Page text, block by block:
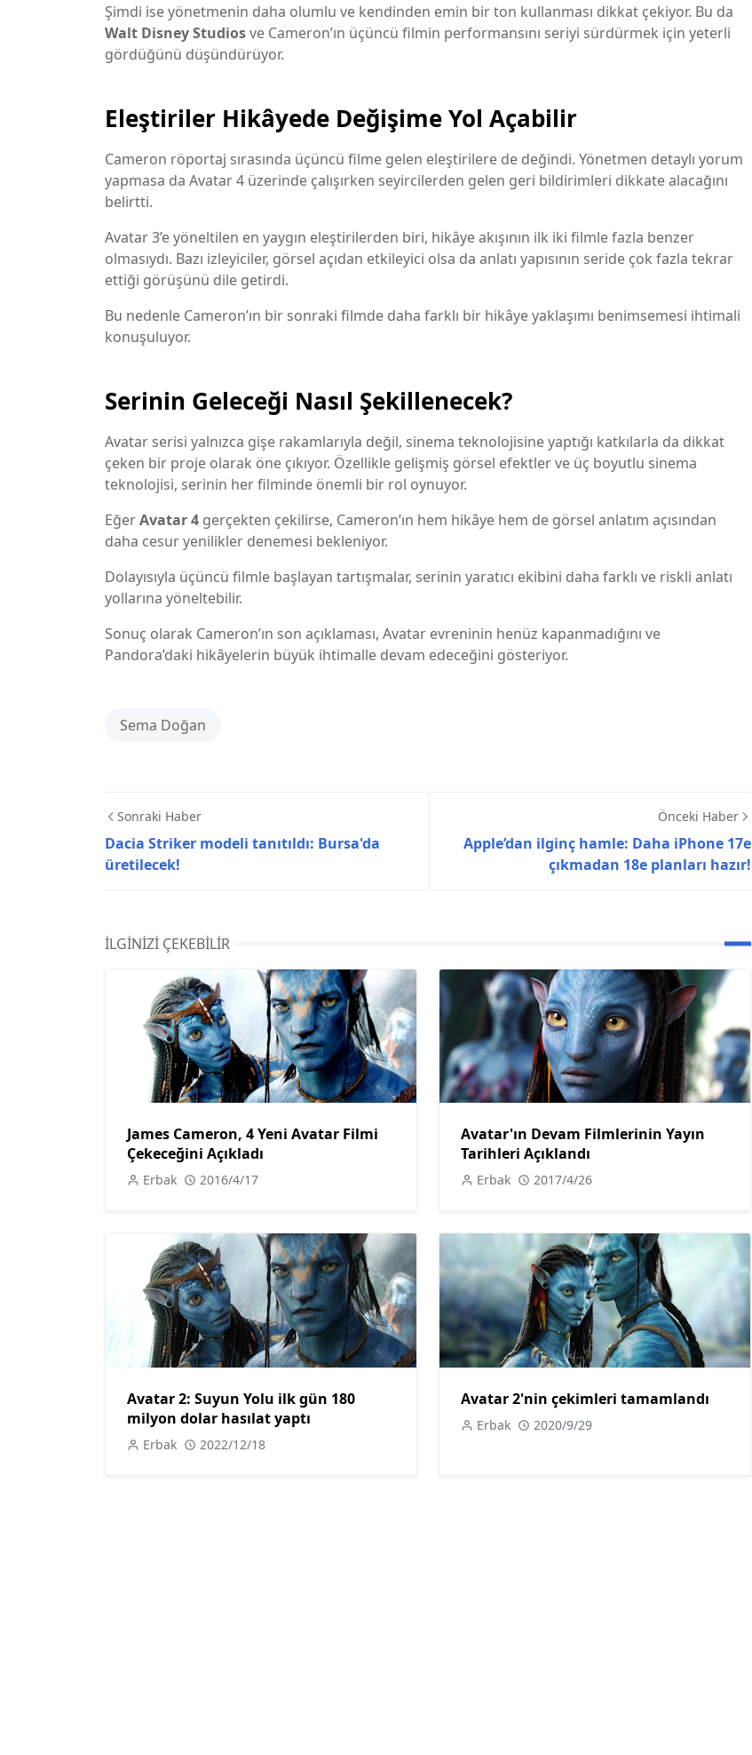
Şimdi ise yönetmenin daha olumlu ve kendinden emin bir ton kullanması dikkat çekiyor. Bu da
Walt Disney Studiosve Cameron’ın üçüncü filmin performansını seriyi sürdürmek için yeterli
gördüğünü düşündürüyor.
Eleştiriler Hikâyede Değişime Yol Açabilir
Cameron röportaj sırasında üçüncü filme gelen eleştirilere de değindi. Yönetmen detaylı yorum
yapmasa da Avatar 4 üzerinde çalışırken seyircilerden gelen geri bildirimleri dikkate alacağını
belirtti.
Avatar 3’e yöneltilen en yaygın eleştirilerden biri, hikâye akışının ilk iki filmle fazla benzer
olmasıydı. Bazı izleyiciler, görsel açıdan etkileyici olsa da anlatı yapısının seride çok fazla tekrar
ettiği görüşünü dile getirdi.
Bu nedenle Cameron’ın bir sonraki filmde daha farklı bir hikâye yaklaşımı benimsemesi ihtimali
konuşuluyor.
Serinin Geleceği Nasıl Şekillenecek?
Avatar serisi yalnızca gişe rakamlarıyla değil, sinema teknolojisine yaptığı katkılarla da dikkat
çeken bir proje olarak öne çıkıyor. Özellikle gelişmiş görsel efektler ve üç boyutlu sinema
teknolojisi, serinin her filminde önemli bir rol oynuyor.
EğerAvatar 4 gerçekten çekilirse, Cameron’ın hem hikâye hem de görsel anlatım açısından
daha cesur yenilikler denemesi bekleniyor.
Dolayısıyla üçüncü filmle başlayan tartışmalar, serinin yaratıcı ekibini daha farklı ve riskli anlatı
yollarına yöneltebilir.
Sonuç olarak Cameron’ın son açıklaması, Avatar evreninin henüz kapanmadığını ve
Pandora’daki hikâyelerin büyük ihtimalle devam edeceğini gösteriyor.
Sema Doğan
Sonraki Haber
Dacia Striker modeli tanıtıldı: Bursa'da
üretilecek!
Önceki Haber
Apple’dan ilginç hamle: Daha iPhone 17e
çıkmadan 18e planları hazır!
İLGINIZI ÇEKEBILIR
James Cameron, 4 Yeni Avatar Filmi
Çekeceğini Açıkladı
Erbak 2016/4/17
Avatar'ın Devam Filmlerinin Yayın
Tarihleri Açıklandı
Erbak 2017/4/26
Avatar 2: Suyun Yolu ilk gün 180
milyon dolar hasılat yaptı
Erbak 2022/12/18
Avatar 2'nin çekimleri tamamlandı
Erbak 2020/9/29